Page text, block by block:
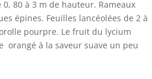
80 à 3 m de hauteur. Rameaux
épines. Feuilles lancéolées de 2 à
pourpre. Le fruit du lycium
orangé à la saveur suave un peu